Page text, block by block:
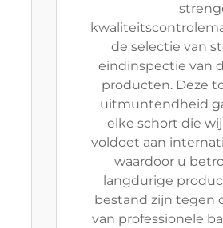
de selectie van
eindinspectie van
producten. Deze
uitmuntendheid
elke schort die
voldoet aan
waardoor u
langdurige
bestand zijn tegen
van professionele